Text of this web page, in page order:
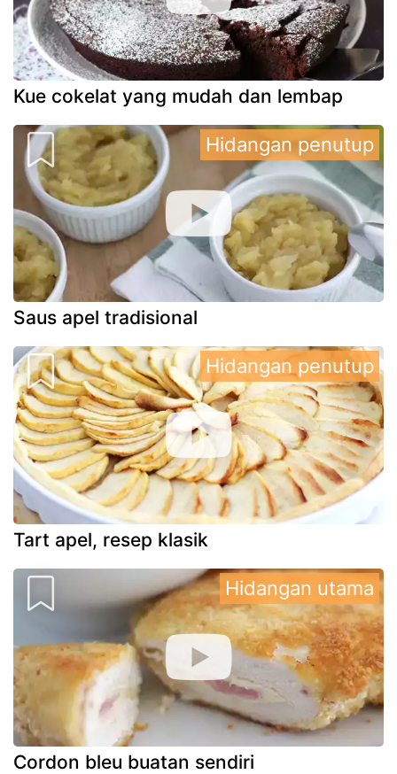
Kue cokelat yang mudah dan lembap
Saus apel tradisional
Hidangan penutup
Tart apel, resep klasik
Hidangan penutup
Cordon bleu buatan sendiri
Hidangan utama